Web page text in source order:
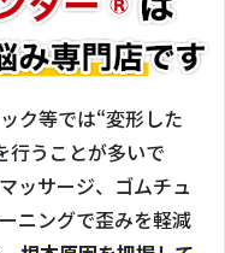
ク等では“変形した
行うことが多いで
ッサージ、ゴムチュ
ニングで歪みを軽減